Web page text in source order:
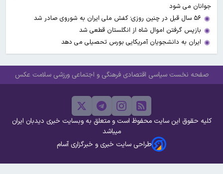
جوانان می شود
۵۶ سال قبل در چنین روزی؛ کفش ملی ایران به شوروی صادر شد
بازپس گرفتن اموال شاه از انگلستان قطعی شد
ایران به دانشجویان آمریکایی بورس تحصیلی می دهد
صفحه نخست سیاسی اقتصادی فرهنگی و اجتماعی ورزشی سلامت عکس
کلیه حقوق این سایت محفوظ است و متعلق به وبسایت خبری دیدبان ایران
میباشد
طراحی سایت خبری و خبرگزاری آسام